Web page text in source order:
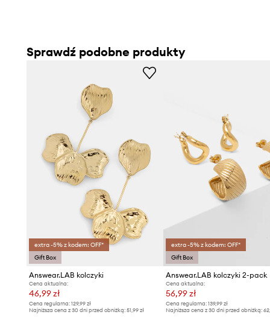
Sprawdź podobne produkty
extra -5% z kodem: OFF*
Gift Box
Answear.LAB kolczyki
Cena aktualna:
46,99 zł
Cena regularna: 129,99 zł
Najniższa cena z 30 dni przed obniżką: 51,99 zł
extra -5% z kodem: OFF*
Gift Box
Answear.LAB kolczyki 2-pack
Cena aktualna:
56,99 zł
Cena regularna:139,99 zł
Najniższa cena z 30 dni przed obniżką: